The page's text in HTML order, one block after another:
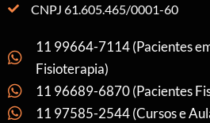
CNPJ 61.605.465/0001-60
11 99664-7114 (Pacientes
Fisioterapia)
11 96689-6870 (Pacientes
11 97585-2544 (Cursos e